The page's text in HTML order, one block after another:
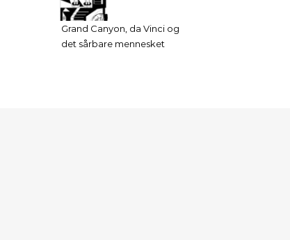
Grand Canyon, da Vinci og
det sårbare mennesket